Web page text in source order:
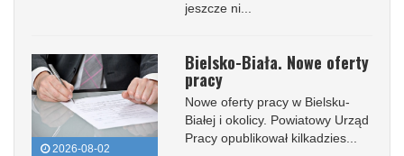
jeszcze ni...
2026-08-02
Bielsko-Biała. Nowe oferty
pracy
Nowe oferty pracy w Bielsku-
Białej i okolicy. Powiatowy Urząd
Pracy opublikował kilkadzies...